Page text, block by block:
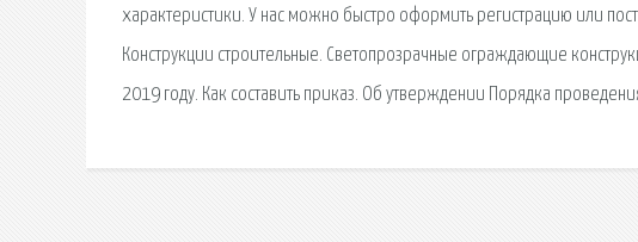
характеристики. У нас можно быстро оформить регистрацию или
Конструкции строительные. Светопрозрачные ограждающие
2019 году. Как составить приказ. Об утверждении Порядка